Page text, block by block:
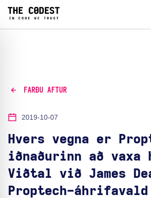
FARÐU AFTUR
2019-10-07
Hvers vegna er
iðnaðurinn að vaxa
Viðtal við James
Proptech-áhrifavald